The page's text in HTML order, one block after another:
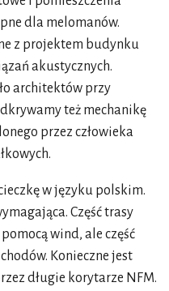
dla melomanów.
z projektem budynku
akustycznych.
architektów przy
też mechanikę
przez człowieka
w języku polskim.
Część trasy
wind, ale część
Konieczne jest
długie korytarze NFM.